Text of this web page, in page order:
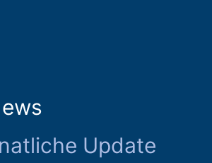
Update